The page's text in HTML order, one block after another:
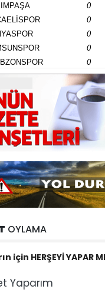
0
0
0
0
0
OYLAMA
için HERŞEYİ YAPAR
Yaparım